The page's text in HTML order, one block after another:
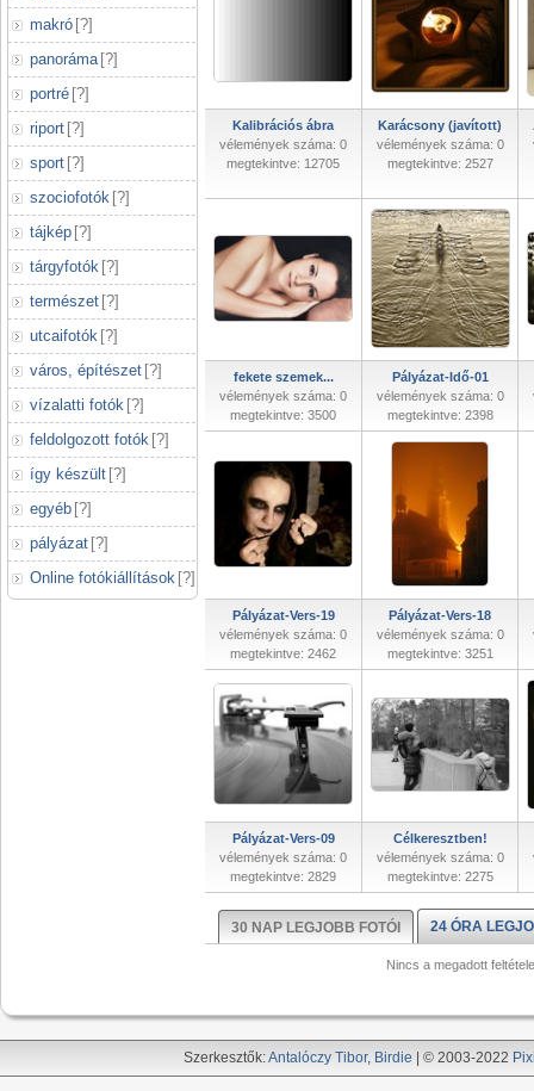
makró [?]
panoráma [?]
portré [?]
riport [?]
sport [?]
szociofotók [?]
tájkép [?]
tárgyfotók [?]
természet [?]
utcaifotók [?]
város, építészet [?]
vízalatti fotók [?]
feldolgozott fotók [?]
így készült [?]
egyéb [?]
pályázat [?]
Online fotókiállítások [?]
Kalibrációs ábra
vélemények száma: 0
megtekintve: 12705
Karácsony (javított)
vélemények száma: 0
megtekintve: 2527
fekete szemek...
vélemények száma: 0
megtekintve: 3500
Pályázat-Idő-01
vélemények száma: 0
megtekintve: 2398
Pályázat-Vers-19
vélemények száma: 0
megtekintve: 2462
Pályázat-Vers-18
vélemények száma: 0
megtekintve: 3251
Pályázat-Vers-09
vélemények száma: 0
megtekintve: 2829
Célkeresztben!
vélemények száma: 0
megtekintve: 2275
30 NAP LEGJOBB FOTÓI 24 ÓRA
Nincs a megadott
Szerkesztők:Antalóczy Tibor, Birdie | © 2003-2022